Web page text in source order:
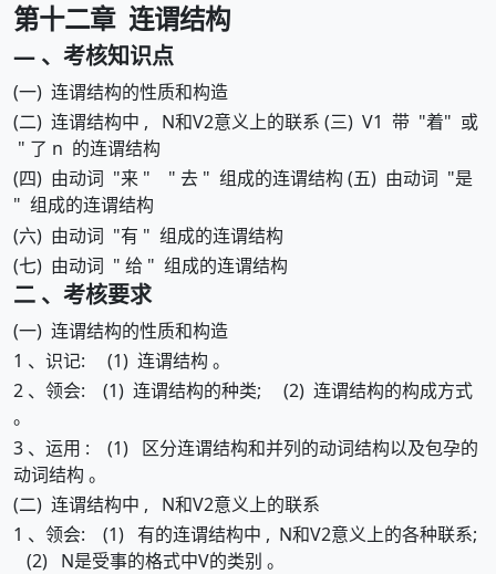
第十二章 连谓结构
— 、考核知识点
(一) 连谓结构的性质和构造
(二) 连谓结构中 , N和V2意义上的联系 (三) V1 带 "着" 或
" 了 n 的连谓结构
(四) 由动词 "来 " " 去 " 组成的连谓结构 (五) 由动词 "是
" 组成的连谓结构
(六) 由动词 "有 " 组成的连谓结构
(七) 由动词 " 给 " 组成的连谓结构
二 、考核要求
(一) 连谓结构的性质和构造
1 、识记: (1) 连谓结构 。
2 、领会: (1) 连谓结构的种类; (2) 连谓结构的构成方式
。
3 、运用 : (1) 区分连谓结构和并列的动词结构以及包孕的
动词结构 。
(二) 连谓结构中 , N和V2意义上的联系
1 、领会: (1) 有的连谓结构中 , N和V2意义上的各种联系;
(2) N是受事的格式中V的类别 。